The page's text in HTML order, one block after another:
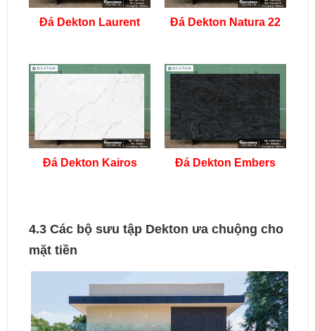
Đá Dekton Laurent Đá Dekton Natura 22
Đá Dekton Kairos Đá Dekton Embers
4.3 Các bộ sưu tập Dekton ưa chuộng cho
mặt tiền